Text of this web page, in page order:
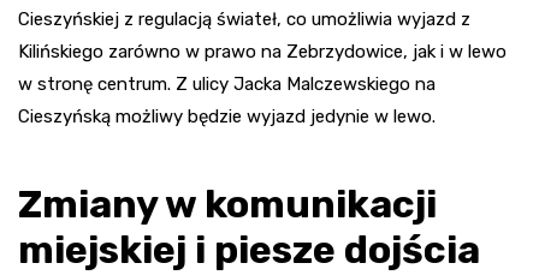
Cieszyńskiej z regulacją świateł, co umożliwia wyjazd z
Kilińskiego zarówno w prawo na Zebrzydowice, jak i w lewo
w stronę centrum. Z ulicy Jacka Malczewskiego na
Cieszyńską możliwy będzie wyjazd jedynie w lewo.
Zmiany w komunikacji
miejskiej i piesze dojścia